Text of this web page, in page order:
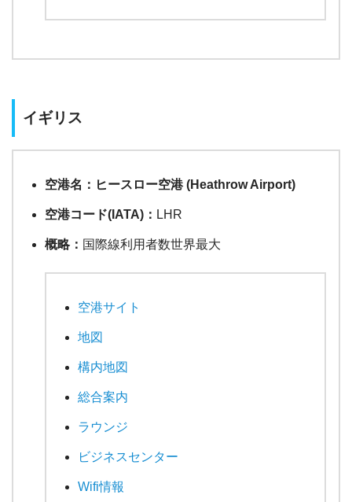
イギリス
空港名：ヒースロー空港 (Heathrow Airport)
空港コード(IATA)： LHR
概略： 国際線利用者数世界最大
空港サイト
地図
構内地図
総合案内
ラウンジ
ビジネスセンター
Wifi情報